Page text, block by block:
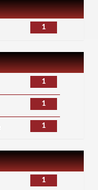
1
1
1
1
1